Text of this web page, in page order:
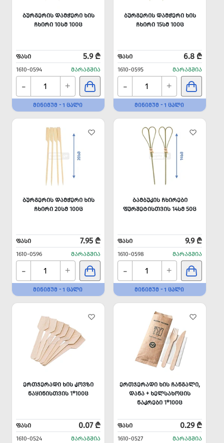
ᲑᲣᲠᲒᲔᲠᲘᲡ ᲓᲐᲛᲭᲔᲠᲘ ᲮᲘᲡ
ᲩᲮᲘᲠᲘ 10ᲡᲛ 100Ც
ᲤᲐᲡᲘ 5.9 ₾
1610-0594 ᲛᲐᲠᲐᲒᲨᲘᲐ
- +
ᲛᲘᲜᲘᲛᲣᲛ - 1 ᲪᲐᲚᲘ
ᲑᲣᲠᲒᲔᲠᲘᲡ ᲓᲐᲛᲭᲔᲠᲘ ᲮᲘᲡ
ᲩᲮᲘᲠᲘ 15ᲡᲛ 100Ც
ᲤᲐᲡᲘ 6.8 ₾
1610-0595 ᲛᲐᲠᲐᲒᲨᲘᲐ
- +
ᲛᲘᲜᲘᲛᲣᲛ - 1 ᲪᲐᲚᲘ
ᲑᲣᲠᲒᲔᲠᲘᲡ ᲓᲐᲛᲭᲔᲠᲘ ᲮᲘᲡ
ᲩᲮᲘᲠᲘ 20ᲡᲛ 100Ც
ᲤᲐᲡᲘ 7.95 ₾
1610-0596 ᲛᲐᲠᲐᲒᲨᲘᲐ
- +
ᲛᲘᲜᲘᲛᲣᲛ - 1 ᲪᲐᲚᲘ
ᲑᲐᲛᲑᲣᲙᲘᲡ ᲩᲮᲘᲠᲔᲑᲘ
ᲤᲣᲠᲨᲔᲢᲘᲡᲗᲕᲘᲡ 14ᲡᲛ 50Ც
ᲤᲐᲡᲘ 9.9 ₾
1610-0598 ᲛᲐᲠᲐᲒᲨᲘᲐ
- +
ᲛᲘᲜᲘᲛᲣᲛ - 1 ᲪᲐᲚᲘ
ᲔᲠᲗᲯᲔᲠᲐᲓᲘ ᲮᲘᲡ ᲙᲝᲕᲖᲘ
ᲜᲐᲧᲘᲜᲘᲡᲗᲕᲘᲡ 1*100Ც
ᲤᲐᲡᲘ 0.07 ₾
1610-0524 ᲛᲐᲠᲐᲒᲨᲘᲐ
ᲔᲠᲗᲯᲔᲠᲐᲓᲘ ᲮᲘᲡ ᲩᲐᲜᲒᲐᲚᲘ,
ᲓᲐᲜᲐ + ᲮᲔᲚᲡᲐᲮᲝᲪᲘᲡ
ᲜᲐᲙᲠᲔᲑᲘ 1*100Ც
ᲤᲐᲡᲘ 0.29 ₾
1610-0527 ᲛᲐᲠᲐᲒᲨᲘᲐ